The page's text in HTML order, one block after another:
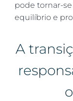
pode tornar-
equilíbrio e
A